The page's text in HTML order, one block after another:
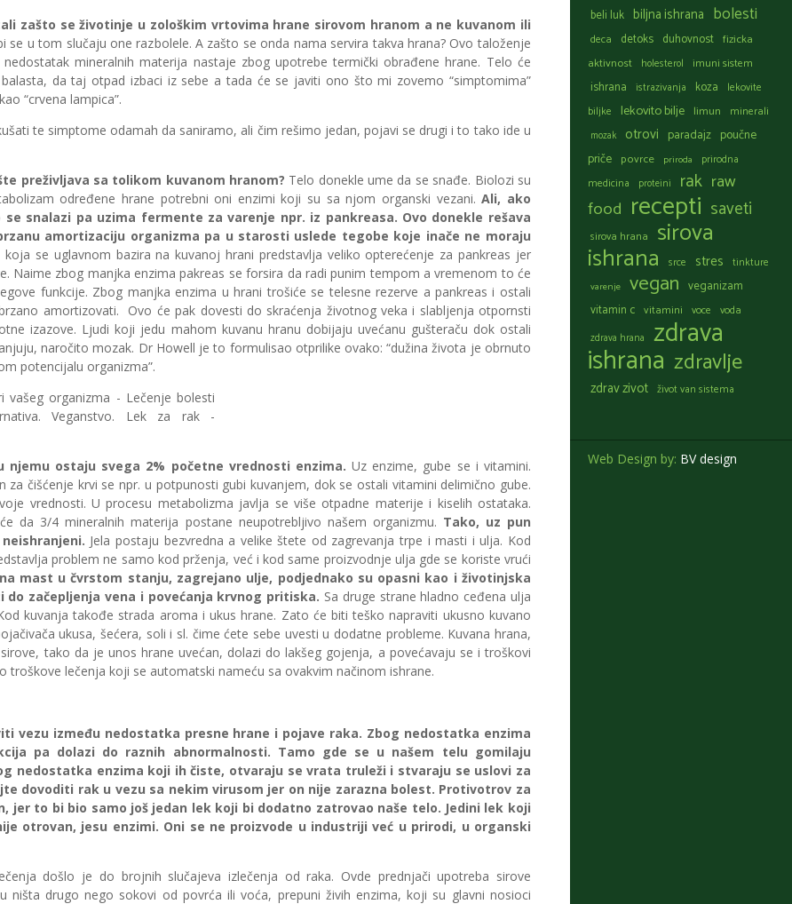
beli luk biljna ishrana bolesti
deca detoks duhovnost fizicka
aktivnost holesterol imuni sistem
ishrana istrazivanja koza
lekovite
biljke
lekovito bilje limun minerali
mozak otrovi paradajz poučne
priče povrce priroda
prirodna
medicina
proteini rak raw
food recepti saveti
sirova hrana sirova
ishrana srce stres tinkture
varenje vegan veganizam
vitamin c vitamini voce voda
zdrava hrana zdrava
ishrana zdravlje
zdrav zivot život van sistema
Web Design by: BV design
zašto se životinje u zološkim vrtovima hrane sirovom hranom a ne kuvanom ili
se u tom slučaju one razbolele. A zašto se onda nama servira takva hrana? Ovo taloženje
mineralnih materija nastaje zbog upotrebe termički obrađene hrane. Telo će
da taj otpad izbaci iz sebe a tada će se javiti ono što mi zovemo “simptomima”
“crvena lampica”.
te simptome odamah da saniramo, ali čim rešimo jedan, pojavi se drugi i to tako ide u
preživljava sa tolikom kuvanom hranom? Telo donekle ume da se snađe. Biolozi su
određene hrane potrebni oni enzimi koji su sa njom organski vezani.Ali, ako
snalazi pa uzima fermente za varenje npr. iz pankreasa. Ovo donekle rešava
amortizaciju organizma pa u starosti uslede tegobe koje inače ne moraju
koja se uglavnom bazira na kuvanoj hrani predstavlja veliko opterećenje za pankreas jer
Naime zbog manjka enzima pakreas se forsira da radi punim tempom a vremenom to će
funkcije. Zbog manjka enzima u hrani trošiće se telesne rezerve a pankreas i ostali
amortizovati. Ovo će pak dovesti do skraćenja životnog veka i slabljenja otpornsti
izazove. Ljudi koji jedu mahom kuvanu hranu dobijaju uvećanu gušteraču dok ostali
naročito mozak. Dr Howell je to formulisao otprilike ovako: “dužina života je obrnuto
potencijalu organizma”.
njemu ostaju svega 2% početne vrednosti enzima. Uz enzime, gube se i vitamini.
za čišćenje krvi se npr. u potpunosti gubi kuvanjem, dok se ostali vitamini delimično gube.
vrednosti. U procesu metabolizma javlja se više otpadne materije i kiselih ostataka.
da 3/4 mineralnih materija postane neupotrebljivo našem organizmu. Tako, uz pun
Jela postaju bezvredna a velike štete od zagrevanja trpe i masti i ulja. Kod
problem ne samo kod prženja, već i kod same proizvodnje ulja gde se koriste vrući
mast u čvrstom stanju, zagrejano ulje, podjednako su opasni kao i životinjska
do začepljenja vena i povećanja krvnog pritiska. Sa druge strane hladno ceđena ulja
kuvanja takođe strada aroma i ukus hrane. Zato će biti teško napraviti ukusno kuvano
ukusa, šećera, soli i sl. čime ćete sebe uvesti u dodatne probleme. Kuvana hrana,
tako da je unos hrane uvećan, dolazi do lakšeg gojenja, a povećavaju se i troškovi
troškove lečenja koji se automatski nameću sa ovakvim načinom ishrane.
vezu između nedostatka presne hrane i pojave raka. Zbog nedostatka enzima
pa dolazi do raznih abnormalnosti. Tamo gde se u našem telu gomilaju
nedostatka enzima koji ih čiste, otvaraju se vrata truleži i stvaraju se uslovi za
dovoditi rak u vezu sa nekim virusom jer on nije zarazna bolest. Protivotrov za
jer to bi bio samo još jedan lek koji bi dodatno zatrovao naše telo. Jedini lek koji
otrovan, jesu enzimi. Oni se ne proizvode u industriji već u prirodi, u organski
došlo je do brojnih slučajeva izlečenja od raka. Ovde prednjači upotreba sirove
ništa drugo nego sokovi od povrća ili voća, prepuni živih enzima, koji su glavni nosioci